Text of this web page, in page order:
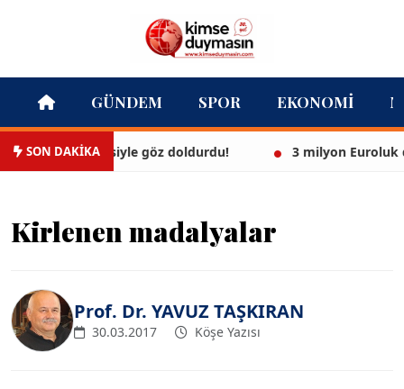
GÜNDEM SPOR EKONOMI
SON DAKİKA
bikinisiyle göz doldurdu! 3 milyon Euroluk
Kirlenen madalyalar
Prof. Dr. YAVUZ TAŞKIRAN
30.03.2017 Köşe Yazısı